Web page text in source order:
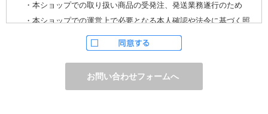
・本ショップでの取り扱い商品の受発注、発送業務遂行のため
・本ショップでの運営上で必要となる本人確認や法令に基づく照
ただし、お申し込みフォーム上でご希望の方のみに、下記サービ
・電子メール、ダイレクトメールなどによる情報のご提供
（1）ご提供情報の分野
・住宅関連設備・建材、家電製品、住まいづくり(新築・リフォー